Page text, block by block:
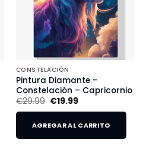
CONSTELACIÓN
Pintura Diamante –
Constelación – Capricornio
€29.99 €19.99
AGREGAR AL CARRITO